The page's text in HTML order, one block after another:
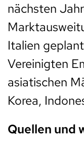
nächsten
Italien
Vereinigten
asiatischen
Korea,
Quellen und